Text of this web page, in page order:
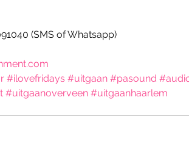
(SMS of Whatsapp)
#ilovefridays #uitgaan #pasound
#uitgaanoverveen #uitgaanhaarlem